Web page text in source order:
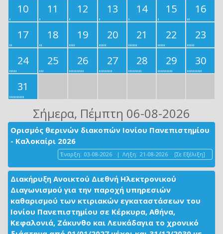
10
11 12 13 14 15
16
17
18 19 20 21 22
23
24
25 26 27 28 29
30
31
Σήμερα, Πέμπτη 06-08-2026
Ορισμός θερινών διακοπών Ιονίου Πανεπιστημίου
- Καλοκαίρι 2026
Έναρξη: 03-08-2026 | Λήξη: 21-08-2026 [Σε Εξέλιξη]
Διακήρυξη Ανοικτού Διεθνή Ηλεκτρονικού
Διαγωνισμού για την παροχή υπηρεσιών
καθαρισμού των κτιριακών εγκαταστάσεων του
Ιονίου Πανεπιστημίου σε Κέρκυρα, Αθήνα,
Κεφαλονιά, Ζάκυνθο και Λευκάδαγια το χρονικό